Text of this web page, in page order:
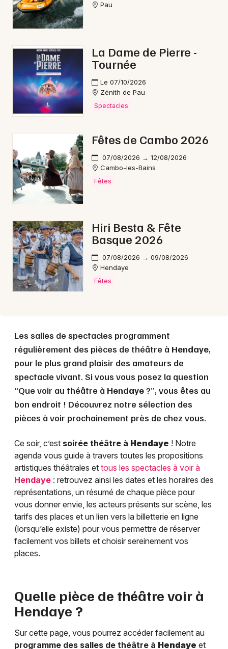
Artistes en tournée
Actus à Hendaye
Magazine à Hendaye
64 - Pyrénées-Atlantiques
Choisir mes départements
Mon email
Pau
La Dame de Pierre -
Tournée
Le 07/10/2026
Zénith de Pau
Spectacles
Fêtes de Cambo 2026
07/08/2026 → 12/08/2026
Cambo-les-Bains
Fêtes
Hiri Besta & Fête
Basque 2026
07/08/2026 → 09/08/2026
Hendaye
Fêtes
Les salles de spectacles programment
régulièrement des pièces de théâtre à Hendaye,
pour le plus grand plaisir des amateurs de
spectacle vivant. Si vous vous posez la question
“Que voir au théâtre à Hendaye?”, vous êtes au
bon endroit ! Découvrez notre sélection des
pièces à voir prochainement près de chez vous.
Ce soir, c’est soirée théâtre à Hendaye ! Notre
agenda vous guide à travers toutes les propositions
artistiques théâtrales et tous les spectacles à voir à
Hendaye : retrouvez ainsi les dates et les horaires des
représentations, un résumé de chaque pièce pour
vous donner envie, les acteurs présents sur scène, les
tarifs des places et un lien vers la billetterie en ligne
(lorsqu’elle existe) pour vous permettre de réserver
facilement vos billets et choisir sereinement vos
places.
Quelle pièce de théâtre voir à
Hendaye ?
Sur cette page, vous pourrez accéder facilement au
programme des salles de théâtre à Hendaye et